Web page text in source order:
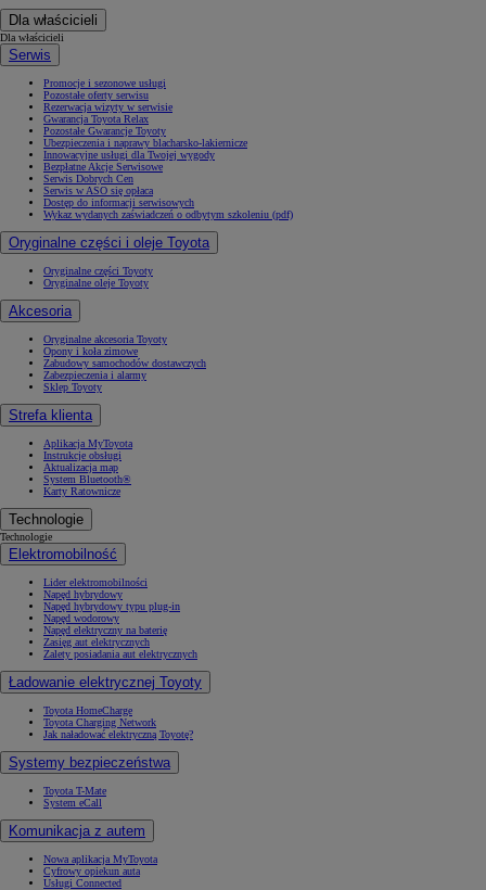
Dla właścicieli
Dla właścicieli
Serwis
Promocje i sezonowe usługi
Pozostałe oferty serwisu
Rezerwacja wizyty w serwisie
Gwarancja Toyota Relax
Pozostałe Gwarancje Toyoty
Ubezpieczenia i naprawy blacharsko-lakiernicze
Innowacyjne usługi dla Twojej wygody
Bezpłatne Akcje Serwisowe
Serwis Dobrych Cen
Serwis w ASO się opłaca
Dostęp do informacji serwisowych
Wykaz wydanych zaświadczeń o odbytym szkoleniu (pdf)
Oryginalne części i oleje Toyota
Oryginalne części Toyoty
Oryginalne oleje Toyoty
Akcesoria
Oryginalne akcesoria Toyoty
Opony i koła zimowe
Zabudowy samochodów dostawczych
Zabezpieczenia i alarmy
Sklep Toyoty
Strefa klienta
Aplikacja MyToyota
Instrukcje obsługi
Aktualizacja map
System Bluetooth®
Karty Ratownicze
Technologie
Technologie
Elektromobilność
Lider elektromobilności
Napęd hybrydowy
Napęd hybrydowy typu plug-in
Napęd wodorowy
Napęd elektryczny na baterię
Zasięg aut elektrycznych
Zalety posiadania aut elektrycznych
Ładowanie elektrycznej Toyoty
Toyota HomeCharge
Toyota Charging Network
Jak naładować elektryczną Toyotę?
Systemy bezpieczeństwa
Toyota T-Mate
System eCall
Komunikacja z autem
Nowa aplikacja MyToyota
Cyfrowy opiekun auta
Usługi Connected